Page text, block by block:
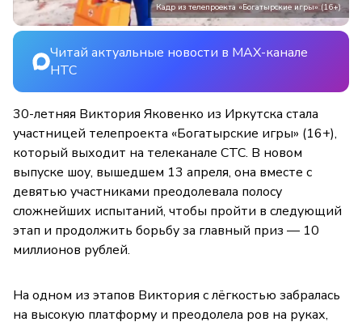
Кадр из телепроекта «Богатырские игры» (16+)
Читай актуальные новости в MAX-канале
НТС
30-летняя Виктория Яковенко из Иркутска стала
участницей телепроекта «Богатырские игры» (16+),
который выходит на телеканале СТС. В новом
выпуске шоу, вышедшем 13 апреля, она вместе с
девятью участниками преодолевала полосу
сложнейших испытаний, чтобы пройти в следующий
этап и продолжить борьбу за главный приз — 10
миллионов рублей.
На одном из этапов Виктория с лёгкостью забралась
на высокую платформу и преодолела ров на руках,